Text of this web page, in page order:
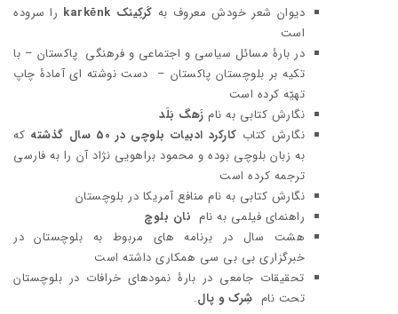
دیوان شعر خودش معروف به کَرکِینک karkēnk را سروده
است
در بارۀ مسائل سیاسی و اجتماعی و فرهنگی پاکستان – با
تکیه بر بلوچستان پاکستان – دست نوشته ای آمادۀ چاپ
تهیّه کرده است
نگارش کتابی به نام زَهگ بَلَد
نگارش کتاب کارکرد ادبیات بلوچی در 50 سال گذشته
که
به زبان بلوچی بوده و محمود براهویی نژاد آن را به فارسی
ترجمه کرده است
نگارش کتابی به نام منافع آمریکا در بلوچستان
راهنمای فیلمی به نام نان بلوچ
هشت سال در برنامه های مربوط به بلوچستان در
خبرگزاری بی بی سی همکاری داشته است
تحقیقات جامعی در بارۀ نمودهای خرافات در بلوچستان
تحت نام شِرک و پال.